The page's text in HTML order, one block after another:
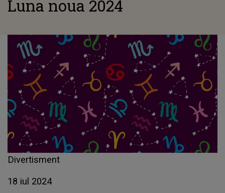
Luna noua 2024
Divertisment
18 iul 2024